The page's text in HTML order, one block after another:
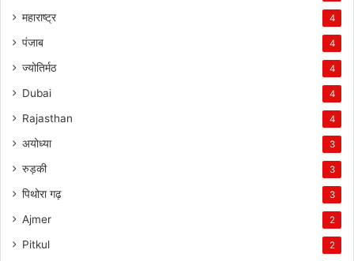
महाराष्ट्र 4
पंजाब 4
ज्योतिर्मठ 4
Dubai 4
Rajasthan 4
अयोध्या 3
रुड़की 3
पिथोरा गढ़ 3
Ajmer 2
Pitkul 2